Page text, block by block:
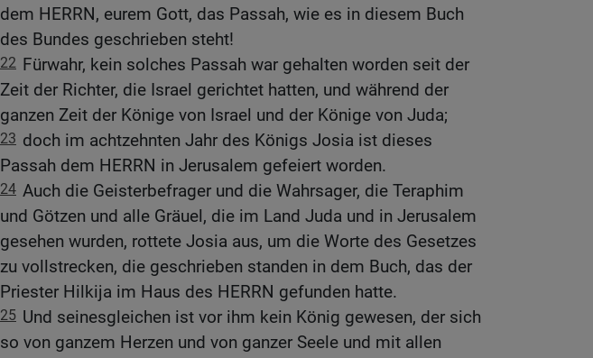
dem HERRN, eurem Gott, das Passah, wie es in diesem Buch
des Bundes geschrieben steht!
22 Fürwahr, kein solches Passah war gehalten worden seit der
Zeit der Richter, die Israel gerichtet hatten, und während der
ganzen Zeit der Könige von Israel und der Könige von Juda;
23 doch im achtzehnten Jahr des Königs Josia ist dieses
Passah dem HERRN in Jerusalem gefeiert worden.
24 Auch die Geisterbefrager und die Wahrsager, die Teraphim
und Götzen und alle Gräuel, die im Land Juda und in Jerusalem
gesehen wurden, rottete Josia aus, um die Worte des Gesetzes
zu vollstrecken, die geschrieben standen in dem Buch, das der
Priester Hilkija im Haus des HERRN gefunden hatte.
25 Und seinesgleichen ist vor ihm kein König gewesen, der sich
so von ganzem Herzen und von ganzer Seele und mit allen